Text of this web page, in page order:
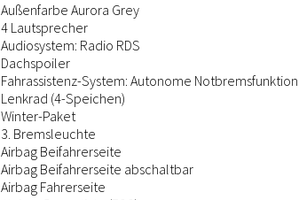
Außenfarbe Aurora Grey
4 Lautsprecher
Audiosystem: Radio RDS
Dachspoiler
Fahrassistenz-System: Autonome
Lenkrad (4-Speichen)
Winter-Paket
3. Bremsleuchte
Airbag Beifahrerseite
Airbag Beifahrerseite abschaltbar
Airbag Fahrerseite